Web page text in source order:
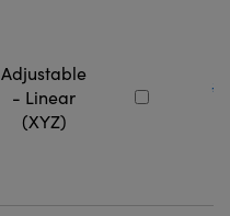
Adjustable
- Linear
(XYZ)